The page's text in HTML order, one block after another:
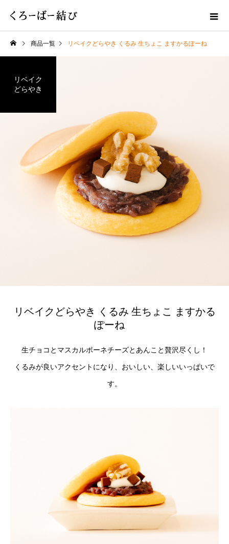
商品一覧 リベイクどらやき くるみ 生ちょこ ますかるぽーね
リベイク
どらやき
リベイクどらやき くるみ 生ちょこ ますかる
ぽーね
生チョコとマスカルポーネチーズとあんこと贅沢尽くし！
くるみが良いアクセントになり、おいしい、楽しいいっぱいで
す。